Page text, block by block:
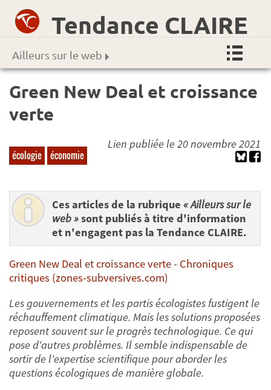
Tendance CLAIRE
Ailleurs sur le web
Green New Deal et croissance
verte
écologie économie
Lien publiée le 20 novembre 2021
Ces articles de la rubrique « Ailleurs sur le
web »sont publiés à titre d'information
et n'engagent pas la Tendance CLAIRE.
Green New Deal et croissance verte - Chroniques
critiques (zones-subversives.com)
Les gouvernements et les partis écologistes fustigent le
réchauffement climatique. Mais les solutions proposées
reposent souvent sur le progrès technologique. Ce qui
pose d'autres problèmes. Il semble indispensable de
sortir de l'expertise scientifique pour aborder les
questions écologiques de manière globale.